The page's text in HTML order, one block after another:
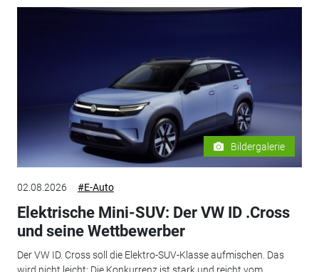
Bildergalerie
02.08.2026 #E-Auto
Elektrische Mini-SUV: Der VW ID .Cross
und seine Wettbewerber
Der VW ID. Cross soll die Elektro-SUV-Klasse aufmischen. Das